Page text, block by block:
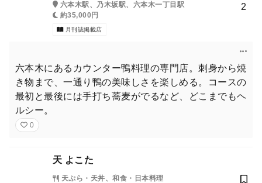
鳥料理、そば・うどん
六本木駅、乃木坂駅、六本木一丁目駅
約35,000円
月刊誌掲載店
2
六本木にあるカウンター鴨料理の専門店。刺身から焼
き物まで、一通り鴨の美味しさを楽しめる。コースの
最初と最後には手打ち蕎麦がでるなど、どこまでもヘ
ルシー。
0
天 よこた
天ぷら・天丼、和食・日本料理